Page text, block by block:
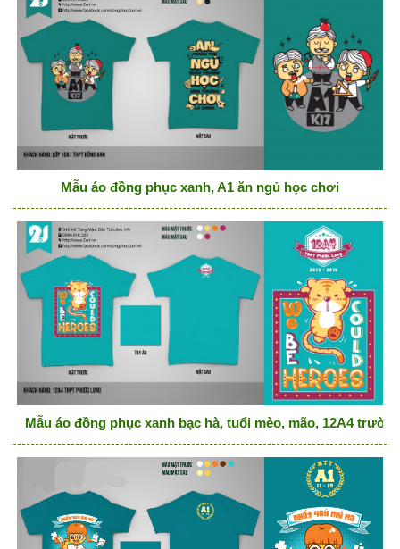
Mẫu áo đồng phục xanh, A1 ăn ngủ học chơi
Mẫu áo đồng phục xanh bạc hà, tuổi mèo, mão, 12A4